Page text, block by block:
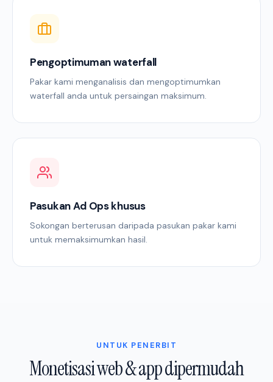
Pengoptimuman waterfall
Pakar kami menganalisis dan mengoptimumkan
waterfall anda untuk persaingan maksimum.
Pasukan Ad Ops khusus
Sokongan berterusan daripada pasukan pakar kami
untuk memaksimumkan hasil.
UNTUK PENERBIT
Monetisasi web & app dipermudah